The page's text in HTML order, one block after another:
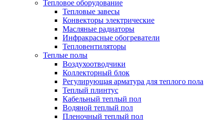
Тепловое оборудование
Тепловые завесы
Конвекторы электрические
Масляные радиаторы
Инфракрасные обогреватели
Тепловентиляторы
Теплые полы
Воздухоотводчики
Коллекторный блок
Регулирующая арматура для теплого пола
Теплый плинтус
Кабельный теплый пол
Водяной теплый пол
Пленочный теплый пол